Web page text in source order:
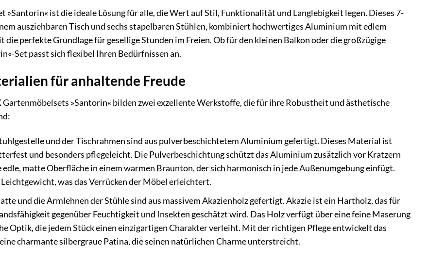
»Santorin« ist die ideale Lösung für alle, die Wert auf Stil, Funktionalität und Langlebigkeit legen. Dieses 7-
ausziehbaren Tisch und sechs stapelbaren Stühlen, kombiniert hochwertiges Aluminium mit edlem
perfekte Grundlage für gesellige Stunden im Freien. Ob für den kleinen Balkon oder die großzügige
Set passt sich flexibel Ihren Bedürfnissen an.
für anhaltende Freude
Gartenmöbelsets »Santorin« bilden zwei exzellente Werkstoffe, die für ihre Robustheit und ästhetische
und der Tischrahmen sind aus pulverbeschichtetem Aluminium gefertigt. Dieses Material ist
und besonders pflegeleicht. Die Pulverbeschichtung schützt das Aluminium zusätzlich vor Kratzern
edle, matte Oberfläche in einem warmen Braunton, der sich harmonisch in jede Außenumgebung einfügt.
was das Verrücken der Möbel erleichtert.
und die Armlehnen der Stühle sind aus massivem Akazienholz gefertigt. Akazie ist ein Hartholz, das für
gegenüber Feuchtigkeit und Insekten geschätzt wird. Das Holz verfügt über eine feine Maserung
Optik, die jedem Stück einen einzigartigen Charakter verleiht. Mit der richtigen Pflege entwickelt das
charmante silbergraue Patina, die seinen natürlichen Charme unterstreicht.